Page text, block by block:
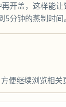
开盖，这样能
分钟的蒸制时间。
便继续浏览相关